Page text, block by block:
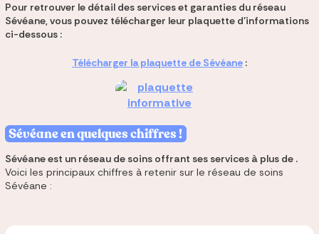
Pour retrouver le détail des services et garanties du réseau
Sévéane, vous pouvez télécharger leur plaquette d'informations
ci-dessous :
Télécharger la plaquette de Sévéane :
Sévéane en quelques chiffres !
Sévéane est un réseau de soins offrant ses services à plus de .
Voici les principaux chiffres à retenir sur le réseau de soins
Sévéane :